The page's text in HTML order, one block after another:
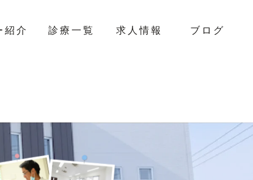
紹介 診療一覧 求人情報 ブログ